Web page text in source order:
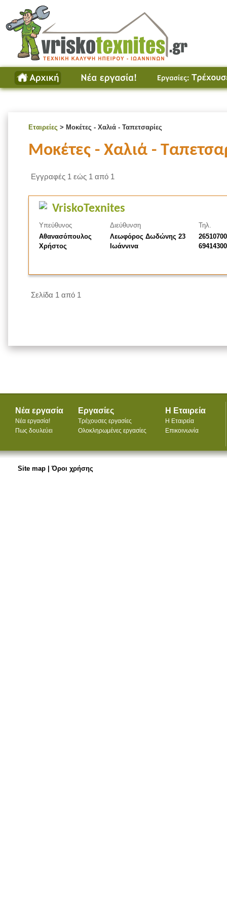
Εταιρείες > Μοκέτες - Χαλιά - Ταπετσαρίες
Μοκέτες - Χαλιά -
Εγγραφές 1 εώς 1 από 1
VriskoTexnites
Υπεύθυνος
Αθανασόπουλος
Χρήστος
Διεύθυνση
Λεωφόρος Δωδώνης 23
Ιωάννινα
Τηλ.
Σελίδα 1 από 1
Νέα εργασία
Νέα εργασία!
Πως δουλεύει
Εργασίες
Τρέχουσες εργασίες
Ολοκληρωμένες εργασίες
Η Εταιρεία
Η Εταιρεία
Επικοινωνία
Site map |Όροι χρήσης